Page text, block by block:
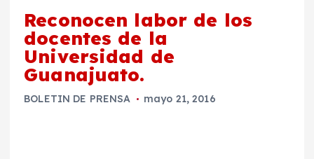
Reconocen labor de los
docentes de la
Universidad de
Guanajuato.
BOLETIN DE PRENSA mayo 21, 2016